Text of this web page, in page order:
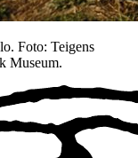
Foto: Teigens
Museum.